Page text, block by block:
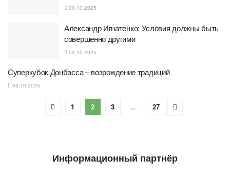
30.10.2025
Александр Игнатенко: Условия должны быть
совершенно другими
04.10.2025
Суперкубок Донбасса – возрождение традиций
03.10.2025
1 2 3 … 27
Информационный партнёр